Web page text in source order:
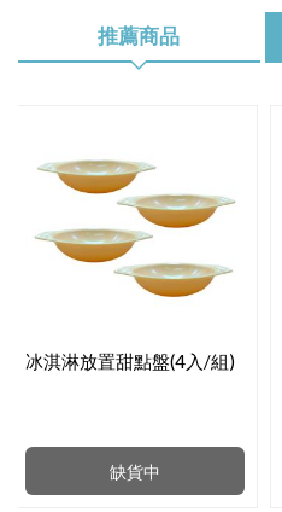
推薦商品
缺貨中
冰淇淋放置甜點盤(4入/組)